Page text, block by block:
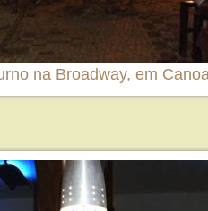
na Broadway, em